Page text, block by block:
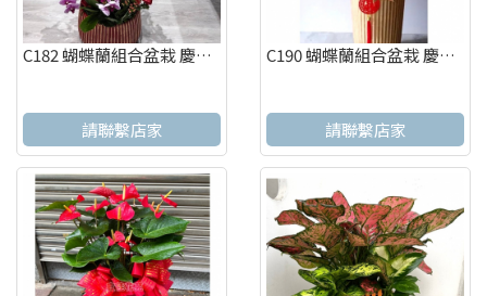
C182 蝴蝶蘭組合盆栽 慶祝榮陞、開幕喬遷、參展成功、祝賀花禮
請聯繫店家
C190 蝴蝶蘭組合盆栽 慶祝榮陞、開幕喬遷、參展成功、祝賀花禮
請聯繫店家